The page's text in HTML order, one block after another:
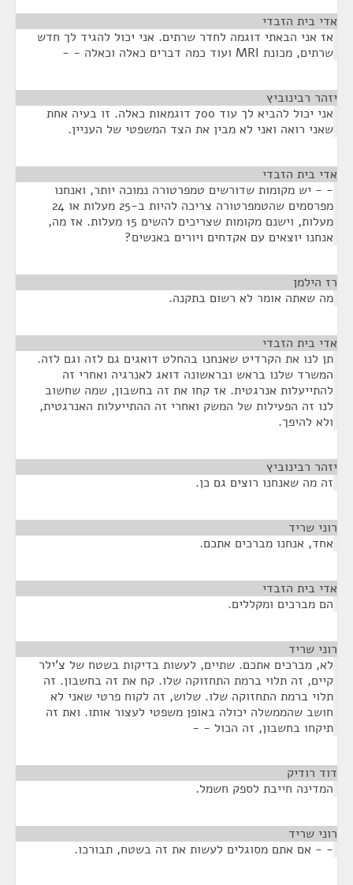
אדי בית הזבדי
אז אני הבאתי דוגמה לחדר שרתים. אני יכול להגיד לך חדש
שרתים, מכונת MRI ועוד כמה דברים כאלה וכאלה - -
יזהר רבינוביץ
אני יכול להביא לך עוד 700 דוגמאות כאלה. זו בעיה אחת
שאני רואה ואני לא מבין את הצד המשפטי של העניין.
אדי בית הזבדי
- - יש מקומות שדורשים טמפרטורה נמוכה יותר, ואנחנו
מפרסמים שהטמפרטורה צריכה להיות ב-25 מעלות או 24
מעלות, וישנם מקומות שצריכים להשים 15 מעלות. אז מה,
אנחנו יוצאים עם אקדחים ויורים באנשים?
רז הילמן
מה שאתה אומר לא רשום בתקנה.
אדי בית הזבדי
תן לנו את הקרדיט שאנחנו בהחלט דואגים גם לזה וגם לזה.
המשרד שלנו בראש ובראשונה דואג לאנרגיה ואחרי זה
להתייעלות אנרגטית. אז קחו את זה בחשבון, שמה שחשוב
לנו זה הפעילות של המשק ואחרי זה ההתייעלות האנרגטית,
ולא להיפך.
יזהר רבינוביץ
זה מה שאנחנו רוצים גם כן.
רוני שריד
אחד, אנחנו מברכים אתכם.
אדי בית הזבדי
הם מברכים ומקללים.
רוני שריד
לא, מברכים אתכם. שתיים, לעשות בדיקות בשטח של צ'ילר
קיים, זה תלוי ברמת התחזוקה שלו. קח את זה בחשבון. זה
תלוי ברמת התחזוקה שלו. שלוש, זה לקוח פרטי שאני לא
חושב שהממשלה יכולה באופן משפטי לעצור אותו. ואת זה
תיקחו בחשבון, זה הכול - -
דוד רודיק
המדינה חייבת לספק חשמל.
רוני שריד
- - אם אתם מסוגלים לעשות את זה בשטח, תבורכו.